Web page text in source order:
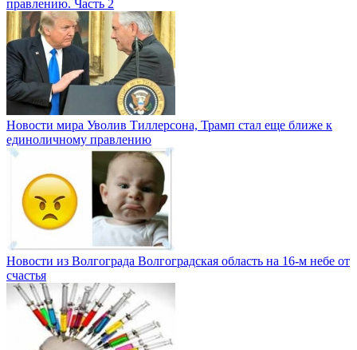
правлению. Часть 2
Новости мира Уволив Тиллерсона, Трамп стал еще ближе к
единоличному правлению
Новости из Волгограда Волгоградская область на 16-м небе от
счастья